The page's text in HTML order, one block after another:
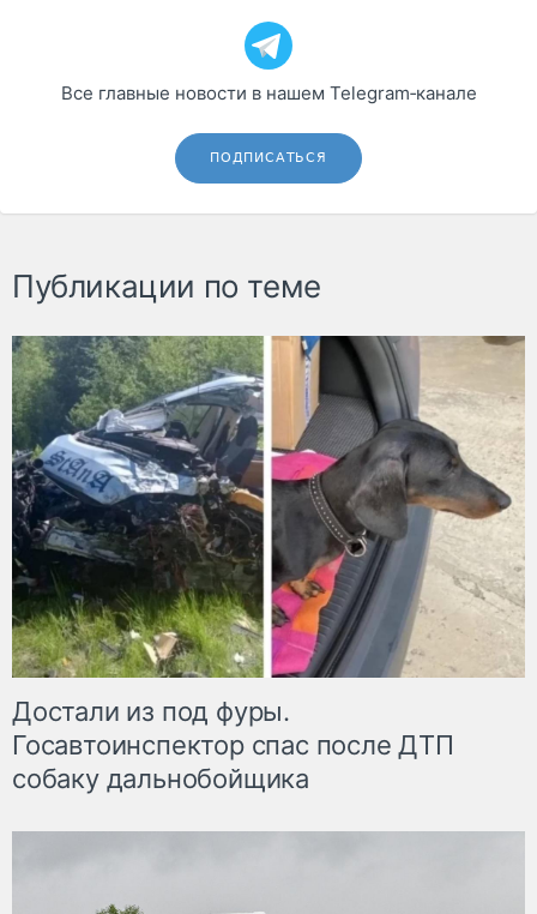
Все главные новости в нашем Telegram‑канале
ПОДПИСАТЬСЯ
Публикации по теме
Достали из под фуры.
Госавтоинспектор спас после ДТП
собаку дальнобойщика